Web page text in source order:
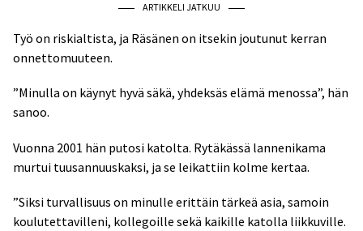
ARTIKKELI JATKUU
Työ on riskialtista, ja Räsänen on itsekin joutunut kerran
onnettomuuteen.
”Minulla on käynyt hyvä säkä, yhdeksäs elämä menossa”, hän
sanoo.
Vuonna 2001 hän putosi katolta. Rytäkässä lannenikama
murtui tuusannuuskaksi, ja se leikattiin kolme kertaa.
”Siksi turvallisuus on minulle erittäin tärkeä asia, samoin
koulutettavilleni, kollegoille sekä kaikille katolla liikkuville.